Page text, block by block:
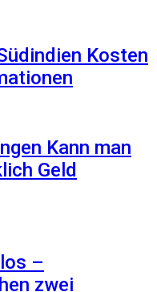
Kosten
Kann man
Geld
–
zwei